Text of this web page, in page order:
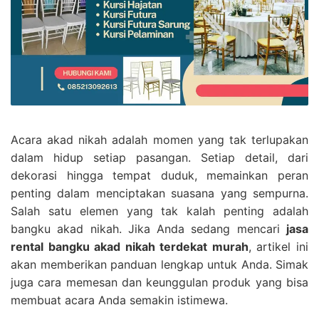
Acara akad nikah adalah momen yang tak terlupakan
dalam hidup setiap pasangan. Setiap detail, dari
dekorasi hingga tempat duduk, memainkan peran
penting dalam menciptakan suasana yang sempurna.
Salah satu elemen yang tak kalah penting adalah
bangku akad nikah. Jika Anda sedang mencari jasa
rental bangku akad nikah terdekat murah, artikel ini
akan memberikan panduan lengkap untuk Anda. Simak
juga cara memesan dan keunggulan produk yang bisa
membuat acara Anda semakin istimewa.